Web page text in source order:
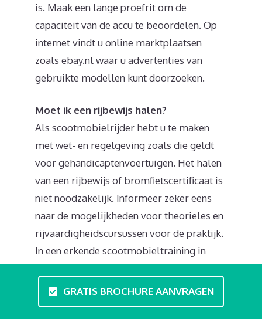
is. Maak een lange proefrit om de
capaciteit van de accu te beoordelen. Op
internet vindt u online marktplaatsen
zoals ebay.nl waar u advertenties van
gebruikte modellen kunt doorzoeken.
Moet ik een rijbewijs halen?
Als scootmobielrijder hebt u te maken
met wet- en regelgeving zoals die geldt
voor gehandicaptenvoertuigen. Het halen
van een rijbewijs of bromfietscertificaat is
niet noodzakelijk. Informeer zeker eens
naar de mogelijkheden voor theorieles en
rijvaardigheidscursussen voor de praktijk.
In een erkende scootmobieltraining in
alsregels in het verkeer en kunt u uw
rijvaardigheid versterken. De regels in het
GRATIS BROCHURE AANVRAGEN